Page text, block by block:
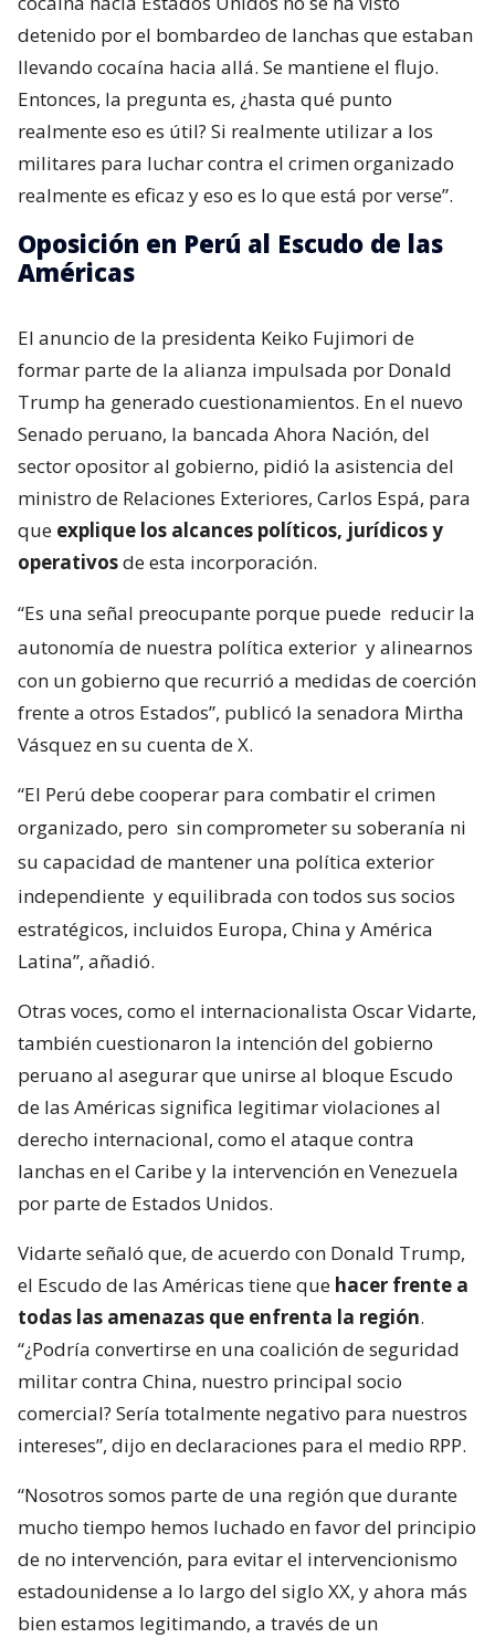
detenido por el bombardeo de lanchas que estaban
llevando cocaína hacia allá. Se mantiene el flujo.
Entonces, la pregunta es, ¿hasta qué punto
realmente eso es útil? Si realmente utilizar a los
militares para luchar contra el crimen organizado
realmente es eficaz y eso es lo que está por verse”.
Oposición en Perú al Escudo de las
Américas
El anuncio de la presidenta Keiko Fujimori de
formar parte de la alianza impulsada por Donald
Trump ha generado cuestionamientos. En el nuevo
Senado peruano, la bancada Ahora Nación, del
sector opositor al gobierno, pidió la asistencia del
ministro de Relaciones Exteriores, Carlos Espá, para
que explique los alcances políticos, jurídicos y
operativosde esta incorporación.
“Es una señal preocupante porque puede reducir la
autonomía de nuestra política exterior y alinearnos
con un gobierno que recurrió a medidas de coerción
frente a otros Estados”, publicó la senadora Mirtha
Vásquez en su cuenta de X.
“El Perú debe cooperar para combatir el crimen
organizado, pero sin comprometer su soberanía ni
su capacidad de mantener una política exterior
independiente y equilibrada con todos sus socios
estratégicos, incluidos Europa, China y América
Latina”, añadió.
Otras voces, como el internacionalista Oscar Vidarte,
también cuestionaron la intención del gobierno
peruano al asegurar que unirse al bloque Escudo
de las Américas significa legitimar violaciones al
derecho internacional, como el ataque contra
lanchas en el Caribe y la intervención en Venezuela
por parte de Estados Unidos.
Vidarte señaló que, de acuerdo con Donald Trump,
el Escudo de las Américas tiene que hacer frente a
todas las amenazas que enfrenta la región.
“¿Podría convertirse en una coalición de seguridad
militar contra China, nuestro principal socio
comercial? Sería totalmente negativo para nuestros
intereses”, dijo en declaraciones para el medio RPP.
“Nosotros somos parte de una región que durante
mucho tiempo hemos luchado en favor del principio
de no intervención, para evitar el intervencionismo
estadounidense a lo largo del siglo XX, y ahora más
bien estamos legitimando, a través de un